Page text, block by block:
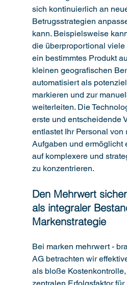
sich kontinuierlich an
Betrugsstrategien
kann. Beispielsweise
die überproportional
ein bestimmtes Produkt
kleinen geografischen
automatisiert als
markieren und zur
weiterleiten. Die
erste und entscheidende
entlastet Ihr Personal von
Aufgaben und ermöglicht
auf komplexere und
zu konzentrieren.
Den Mehrwert
als integraler
Markenstrategie
Bei marken mehrwert -
AG betrachten wir
als bloße